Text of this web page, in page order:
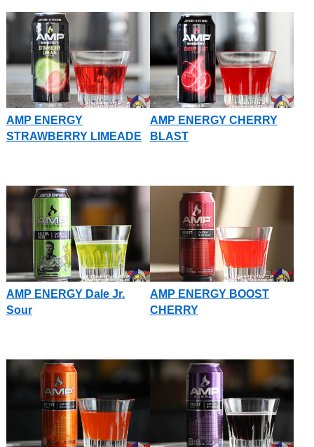
AMP ENERGY
STRAWBERRY LIMEADE
AMP ENERGY CHERRY
BLAST
AMP ENERGY Dale Jr.
Sour
AMP ENERGY BOOST
CHERRY